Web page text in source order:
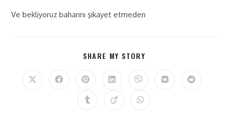
Ve bekliyoruz baharını şikayet etmeden
SHARE MY STORY